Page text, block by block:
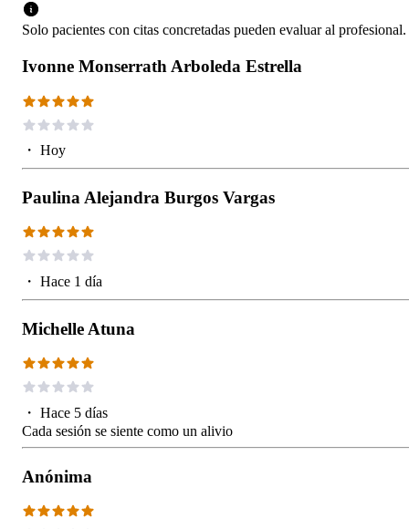
Solo pacientes con citas concretadas pueden evaluar al profesional.
Ivonne Monserrath Arboleda Estrella
・ Hoy
Paulina Alejandra Burgos Vargas
・ Hace 1 día
Michelle Atuna
・ Hace 5 días
Cada sesión se siente como un alivio
Anónima